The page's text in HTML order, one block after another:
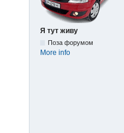
Я тут живу
Поза форумом
More info